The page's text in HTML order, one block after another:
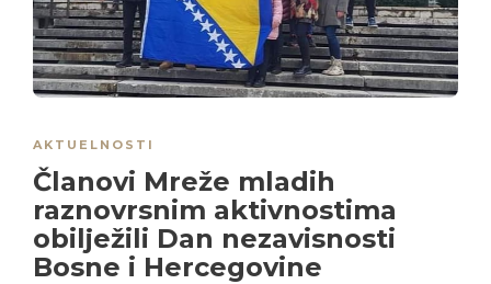
AKTUELNOSTI
Članovi Mreže mladih
raznovrsnim aktivnostima
obilježili Dan nezavisnosti
Bosne i Hercegovine